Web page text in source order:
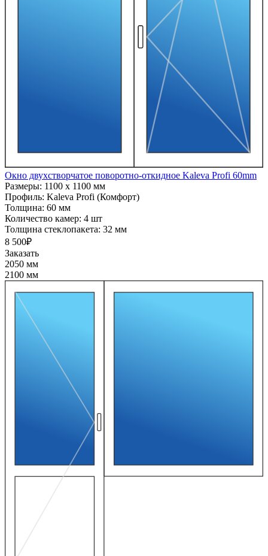
Окно двухстворчатое поворотно-откидное Kaleva Profi 60mm
Размеры: 1100 x 1100 мм
Профиль: Kaleva Profi (Комфорт)
Толщина: 60 мм
Количество камер: 4 шт
Толщина стеклопакета: 32 мм
8 500₽
Заказать
2050 мм
2100 мм